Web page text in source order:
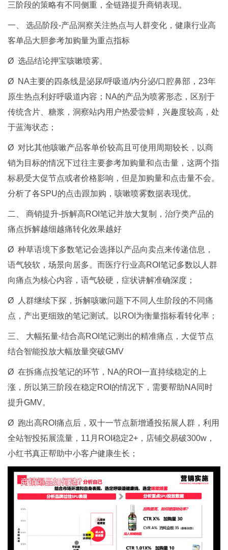
三阶段的策略有不同侧重，全链路提升商销表现。
一、 选品阶段-产品洞察关注热点与人群变化，健康行业高
客单品大胆参考加购量为重点指标
Ø 选品结论押宝咳嗽喷雾。
Ø NA主要的四条线是泌尿/呼吸道/内分泌/口腔鼻部，23年
原生热点利好呼吸道内容；NA的产品为喷雾形态，区别于
传统含片、糖浆，洞察站内用户热爱尝鲜，兴趣度较高，处
于蓝海状态；
Ø 对比其他咳嗽产品客单价较高且可使用周期较长，以商
销为目标的情况下过往主要参考加购量和点击量，这两个指
标易受大促节点或者价格影响，但是加购量和点击量不会。
分析了各SPU的点击跟加购，咳嗽喷雾数据表现优。
二、 商销提升-拆解高ROI笔记并放大复制，治疗类产品的
痛点拆解越细越痛转化效果越好
Ø 种草语境下多数笔记会选择以产品向卖点来传递信息，
语气较软，场景向居多。而医疗行业高ROI笔记多数以人群
向痛点为核心内容，语气较硬，症状讲解准确深度；
Ø 人群继续下探，拆解咳嗽问题下不同人生阶段的不同痛
点，产出更细致的笔记测试。以ROI为衡量指标看转化率；
三、 大幅拓量-结合高ROI笔记测出的精准痛点，大促节点
结合智能投放大幅放量突破GMV
Ø 在拆痛点投笔记的环节，NA的ROI一直持续稳定的上
涨，所以第三阶段在稳定ROI的情况下，需要帮助NA同时
提升GMV。
Ø 跑出高ROI痛点后，双十一节点新增通投拓展人群，利用
全站智投拓展流量，11月ROI稳定2+，店铺交易破300w，
小红书真正帮助中小客户健康生长；